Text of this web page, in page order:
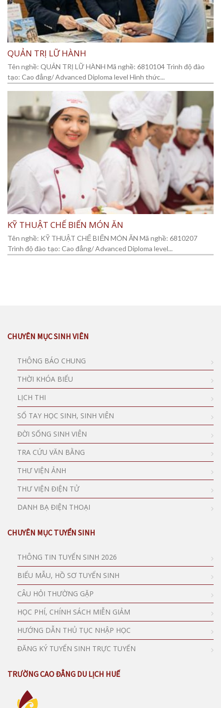
QUẢN TRỊ LỮ HÀNH
Tên nghề: QUẢN TRỊ LỮ HÀNH Mã nghề: 6810104 Trình độ đào
tạo: Cao đẳng/ Advanced Diploma level Hình thức...
KỸ THUẬT CHẾ BIẾN MÓN ĂN
Tên nghề: KỸ THUẬT CHẾ BIẾN MÓN ĂN Mã nghề: 6810207
Trình độ đào tạo: Cao đẳng/ Advanced Diploma level...
CHUYÊN MỤC SINH VIÊN
THÔNG BÁO CHUNG
THỜI KHÓA BIỂU
LỊCH THI
SỔ TAY HỌC SINH, SINH VIÊN
ĐỜI SỐNG SINH VIÊN
TRA CỨU VĂN BẰNG
THƯ VIỆN ẢNH
THƯ VIỆN ĐIỆN TỬ
DANH BẠ ĐIỆN THOẠI
CHUYÊN MỤC TUYỂN SINH
THÔNG TIN TUYỂN SINH 2026
BIỂU MẪU, HỒ SƠ TUYỂN SINH
CÂU HỎI THƯỜNG GẶP
HỌC PHÍ, CHÍNH SÁCH MIỄN GIẢM
HƯỚNG DẪN THỦ TỤC NHẬP HỌC
ĐĂNG KÝ TUYỂN SINH TRỰC TUYẾN
TRƯỜNG CAO ĐẲNG DU LỊCH HUẾ